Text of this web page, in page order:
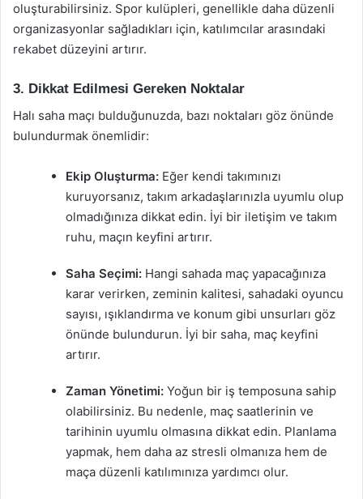
oluşturabilirsiniz. Spor kulüpleri, genellikle daha düzenli
organizasyonlar sağladıkları için, katılımcılar arasındaki
rekabet düzeyini artırır.
3. Dikkat Edilmesi Gereken Noktalar
Halı saha maçı bulduğunuzda, bazı noktaları göz önünde
bulundurmak önemlidir:
Ekip Oluşturma: Eğer kendi takımınızı
kuruyorsanız, takım arkadaşlarınızla uyumlu olup
olmadığınıza dikkat edin. İyi bir iletişim ve takım
ruhu, maçın keyfini artırır.
Saha Seçimi: Hangi sahada maç yapacağınıza
karar verirken, zeminin kalitesi, sahadaki oyuncu
sayısı, ışıklandırma ve konum gibi unsurları göz
önünde bulundurun. İyi bir saha, maç keyfini
artırır.
Zaman Yönetimi: Yoğun bir iş temposuna sahip
olabilirsiniz. Bu nedenle, maç saatlerinin ve
tarihinin uyumlu olmasına dikkat edin. Planlama
yapmak, hem daha az stresli olmanıza hem de
maça düzenli katılımınıza yardımcı olur.